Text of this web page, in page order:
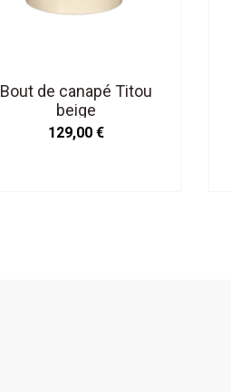
Bout de canapé Titou
beige
129,00 €